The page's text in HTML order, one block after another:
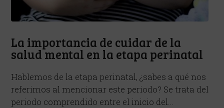
La importancia de cuidar de la
salud mental en la etapa perinatal
Hablemos de la etapa perinatal, ¿sabes a qué nos
referimos al mencionar este periodo? Se trata del
periodo comprendido entre el inicio del...